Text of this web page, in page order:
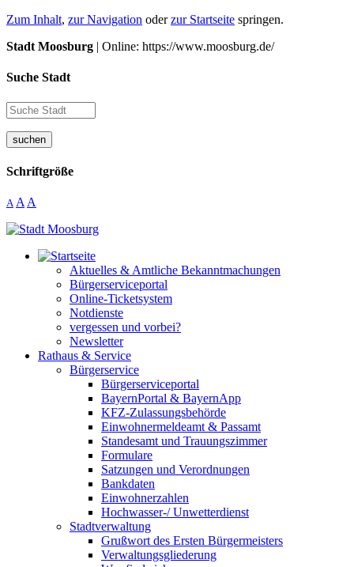
Zum Inhalt, zur Navigation oderzur Startseite springen.
Stadt Moosburg | Online: https://www.moosburg.de/
Suche Stadt
suchen
Schriftgröße
A A A
Aktuelles & Amtliche Bekanntmachungen
Bürgerserviceportal
Online-Ticketsystem
Notdienste
vergessen und vorbei?
Newsletter
Rathaus & Service
Bürgerservice
Bürgerserviceportal
BayernPortal & BayernApp
KFZ-Zulassungsbehörde
Einwohnermeldeamt & Passamt
Standesamt und Trauungszimmer
Formulare
Satzungen und Verordnungen
Bankdaten
Einwohnerzahlen
Hochwasser-/ Unwetterdienst
Stadtverwaltung
Grußwort des Ersten Bürgermeisters
Verwaltungsgliederung